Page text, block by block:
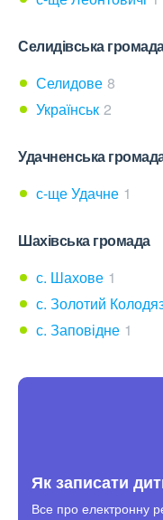
Селидівська
Селидове 8
Українськ 2
Удачненська
с-ще Удачне 1
Шахівська громада
с. Шахове 1
с. Золотий
с. Заповідне 1
Як записати
Все про електронну